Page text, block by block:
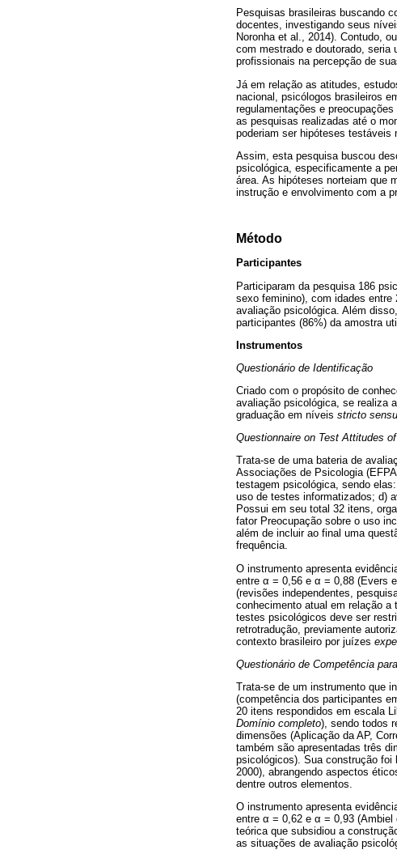
Pesquisas brasileiras buscando
docentes, investigando seus
Noronha et al., 2014). Contudo,
com mestrado e doutorado, seria
profissionais na percepção de
Já em relação as atitudes,
nacional, psicólogos brasileiros
regulamentações e
as pesquisas realizadas até o
poderiam ser hipóteses testáveis
Assim, esta pesquisa buscou
psicológica, especificamente a
área. As hipóteses norteiam que
instrução e envolvimento com a
Método
Participantes
Participaram da pesquisa 186
sexo feminino), com idades entre
avaliação psicológica. Além
participantes (86%) da amostra
Instrumentos
Questionário de Identificação
Criado com o propósito de
avaliação psicológica, se realiza
graduação em níveis stricto sensu
Questionnaire on Test Attitudes
Trata-se de uma bateria de
Associações de Psicologia
testagem psicológica, sendo
uso de testes informatizados; d)
Possui em seu total 32 itens,
fator Preocupação sobre o uso
além de incluir ao final uma
frequência.
O instrumento apresenta
entre α = 0,56 e α = 0,88 (Evers
(revisões independentes,
conhecimento atual em relação
testes psicológicos deve ser
retrotradução, previamente
contexto brasileiro por juízes
Questionário de Competência
Trata-se de um instrumento que
(competência dos participantes
20 itens respondidos em escala
Domínio completo), sendo todos
dimensões (Aplicação da AP,
também são apresentadas três
psicológicos). Sua construção foi
2000), abrangendo aspectos
dentre outros elementos.
O instrumento apresenta
entre α = 0,62 e α = 0,93 (Ambiel
teórica que subsidiou a
as situações de avaliação